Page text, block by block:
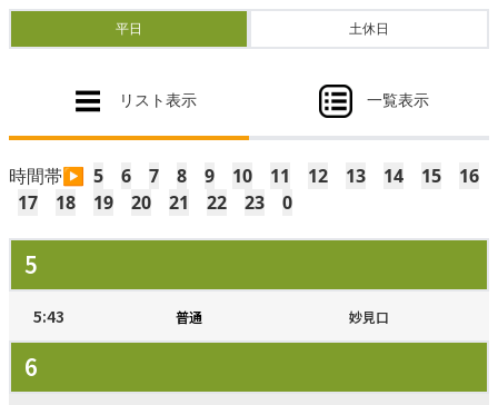
著作権・リンクについて
プライバシーポリシー
関連リンク集
のせでん沿線に住もう
平日 土休日
リスト表示 一覧表示
時間帯▶ 5 6 7 8 9 10 11 12 13 14 15
16
17
18 19 20 21 22 23 0
5
5:43 普通 妙見口
6